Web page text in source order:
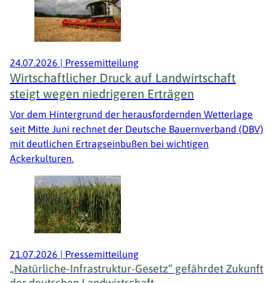
24.07.2026 Pressemitteilung
Wirtschaftlicher Druck auf Landwirtschaft
steigt wegen niedrigeren Erträgen
Vor dem Hintergrund der herausfordernden Wetterlage
seit Mitte Juni rechnet der Deutsche Bauernverband (DBV)
mit deutlichen Ertragseinbußen bei wichtigen
Ackerkulturen.
21.07.2026 Pressemitteilung
„Natürliche-Infrastruktur-Gesetz“ gefährdet Zukunft